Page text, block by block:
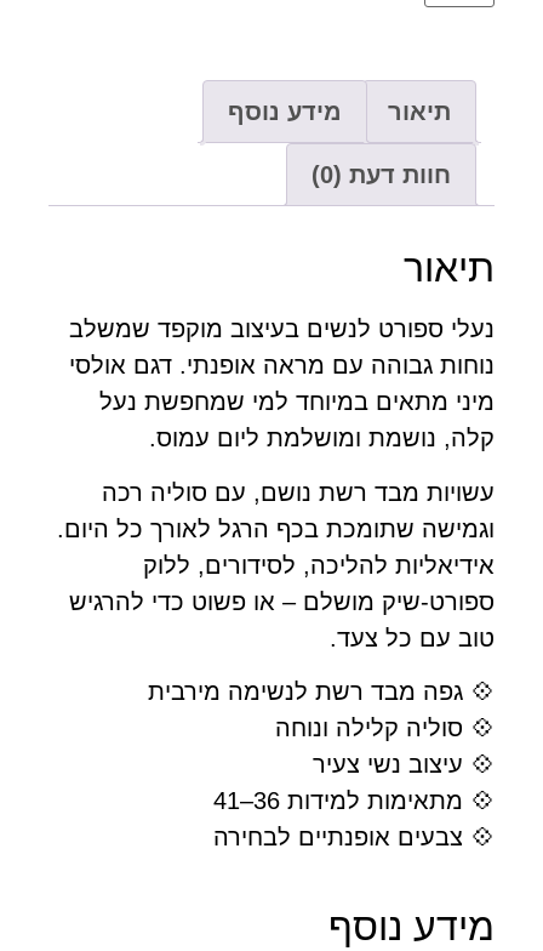
תיאור מידע נוסף
חוות דעת (0)
ספורט לנשים בעיצוב מוקפד שמשלב
גבוהה עם מראה אופנתי. דגם אולסי
מתאים במיוחד למי שמחפשת נעל
נושמת ומושלמת ליום עמוס.
מבד רשת נושם, עם סוליה רכה
שתומכת בכף הרגל לאורך כל היום.
להליכה, לסידורים, ללוק
שיק מושלם – או פשוט כדי להרגיש
עם כל צעד.
גפה מבד רשת לנשימה מירבית
סוליה קלילה ונוחה
עיצוב נשי צעיר
מתאימות למידות 36–41
צבעים אופנתיים לבחירה
נוסף